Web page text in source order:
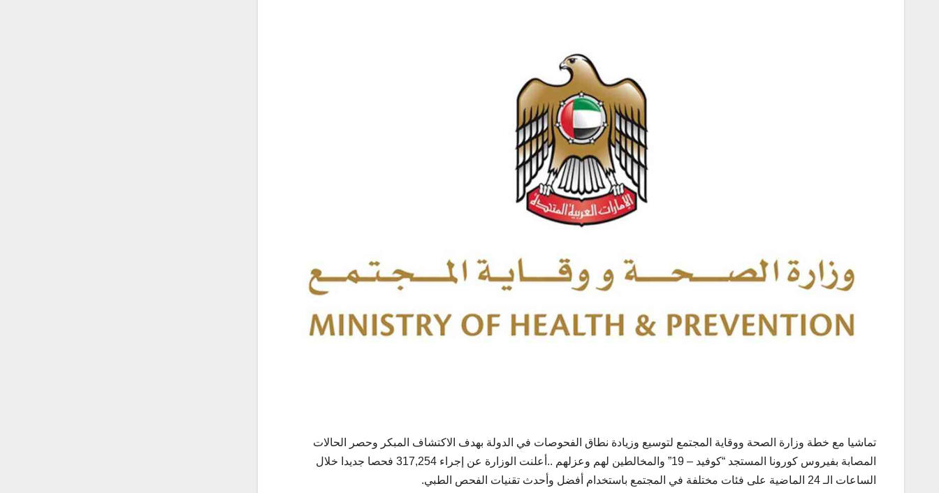
تماشيا مع خطة وزارة الصحة ووقاية المجتمع لتوسيع وزيادة نطاق الفحوصات في الدولة بهدف الاكتشاف المبكر وحصر الحالات
المصابة بفيروس كورونا المستجد “كوفيد – 19” والمخالطين لهم وعزلهم ..أعلنت الوزارة عن إجراء 317,254 فحصا جديدا خلال
الساعات الـ 24 الماضية على فئات مختلفة في المجتمع باستخدام أفضل وأحدث تقنيات الفحص الطبي.